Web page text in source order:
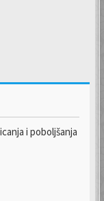
i poboljšanja